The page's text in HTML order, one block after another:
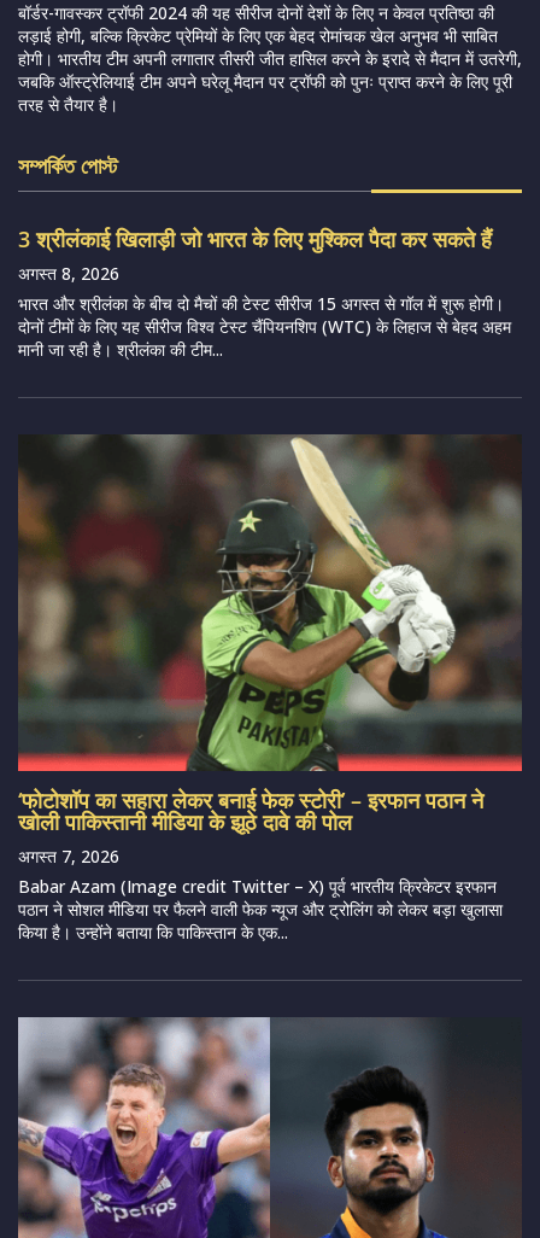
बॉर्डर-गावस्कर ट्रॉफी 2024 की यह सीरीज दोनों देशों के लिए न केवल प्रतिष्ठा की
लड़ाई होगी, बल्कि क्रिकेट प्रेमियों के लिए एक बेहद रोमांचक खेल अनुभव भी साबित
होगी। भारतीय टीम अपनी लगातार तीसरी जीत हासिल करने के इरादे से मैदान में उतरेगी,
जबकि ऑस्ट्रेलियाई टीम अपने घरेलू मैदान पर ट्रॉफी को पुनः प्राप्त करने के लिए पूरी
तरह से तैयार है।
সম্পর্কিত পোস্ট
3 श्रीलंकाई खिलाड़ी जो भारत के लिए मुश्किल पैदा कर सकते हैं
अगस्त 8, 2026
भारत और श्रीलंका के बीच दो मैचों की टेस्ट सीरीज 15 अगस्त से गॉल में शुरू होगी।
दोनों टीमों के लिए यह सीरीज विश्व टेस्ट चैंपियनशिप (WTC) के लिहाज से बेहद अहम
मानी जा रही है। श्रीलंका की टीम...
‘फोटोशॉप का सहारा लेकर बनाई फेक स्टोरी’ – इरफान पठान ने
खोली पाकिस्तानी मीडिया के झूठे दावे की पोल
अगस्त 7, 2026
Babar Azam (Image credit Twitter – X) पूर्व भारतीय क्रिकेटर इरफान
पठान ने सोशल मीडिया पर फैलने वाली फेक न्यूज और ट्रोलिंग को लेकर बड़ा खुलासा
किया है। उन्होंने बताया कि पाकिस्तान के एक...